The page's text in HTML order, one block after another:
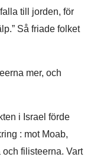
till jorden, för
Så friade folket
mer, och
i Israel förde
: mot Moab,
filisteerna. Vart